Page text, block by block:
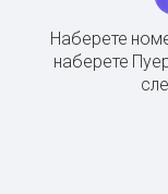
Наберете
наберете